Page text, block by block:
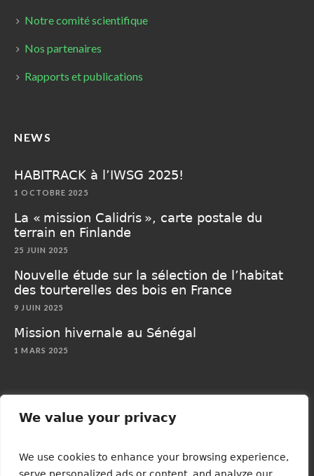
We value your privacy
We use cookies to enhance your browsing experience,
Notre comité scientifique
Nos partenaires
Rapports et publications
NEWS
HABITRACK à l’IWSG 2025!
1 OCTOBRE 2025
La « mission Calidris », carte postale du
terrain en Finlande
25 JUIN 2025
Nouvelle étude sur la sélection de l’habitat
des tourterelles des bois en France
9 JUIN 2025
Mission hivernale au Sénégal
1 MARS 2025